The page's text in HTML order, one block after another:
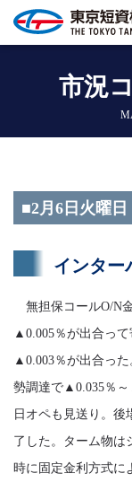
市況
■2月6日火曜
インター
無担保コールO/N
▲0.005％が出合っ
▲0.003％が出合っ
勢調達で▲0.035％～
日オペも見送り。後
了した。ターム物は
時に固定金利方式に